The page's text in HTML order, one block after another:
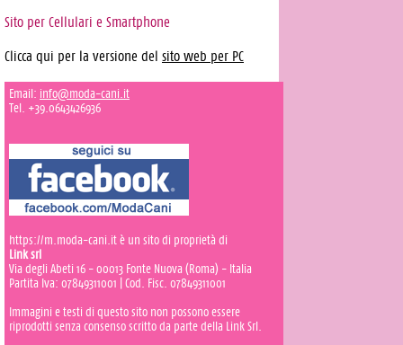
Sito per Cellulari e Smartphone
Clicca qui per la versione del sito web per PC
Email: info@moda-cani.it
Tel. +39.0643426936
https://m.moda-cani.it è un sito di proprietà di
Link srl
Via degli Abeti 16 - 00013 Fonte Nuova (Roma) - Italia
Partita Iva: 07849311001 | Cod. Fisc. 07849311001
Immagini e testi di questo sito non possono essere
riprodotti senza consenso scritto da parte della Link Srl.